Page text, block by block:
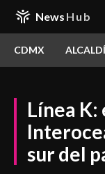
News Hub
CDMX
Línea
sur del